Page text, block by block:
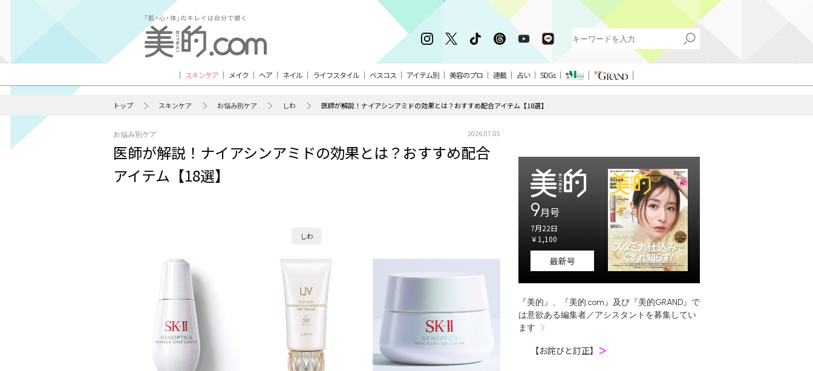
スキンケア メイク ヘア ネイル ライフスタイル ベスコス アイテム別 美容のプロ 連載 占い SDGs
トップ スキンケア お悩み別ケア しわ 医師が解説！ナイアシンアミドの効果とは？おすすめ配合アイテム【18選】
お悩み別ケア 2026.07.05
医師が解説！ナイアシンアミドの効果とは？おすすめ配合
アイテム【18選】
しわ
9月号
7月22日
￥1,100
最新号
『美的』、『美的.com』及び『美的GRAND』で
は意欲ある編集者／アシスタントを募集してい
ます
【お詫びと訂正】 ＞